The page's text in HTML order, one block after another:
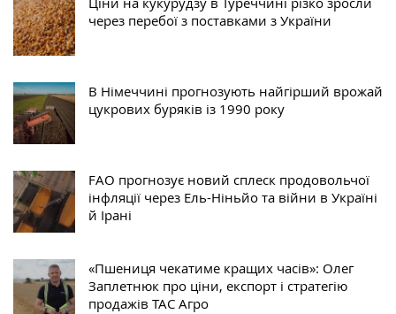
через перебої з поставками з України
В Німеччині прогнозують найгірший врожай
цукрових буряків із 1990 року
FAO прогнозує новий сплеск продовольчої
інфляції через Ель-Ніньйо та війни в Україні
й Ірані
«Пшениця чекатиме кращих часів»: Олег
Заплетнюк про ціни, експорт і стратегію
продажів ТАС Агро